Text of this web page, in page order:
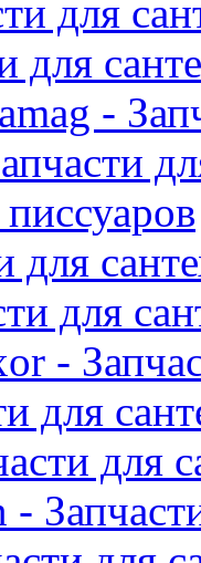
для
для
-
для
для
-
для
для